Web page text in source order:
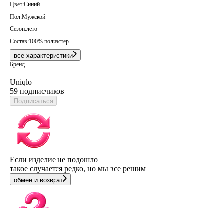
Цвет:Синий
Пол:Мужской
Сезон:лето
Состав:100% полиэстер
все характеристики
Бренд
Uniqlo
59 подписчиков
Подписаться
Если изделие не подошло
такое случается редко, но мы все решим
обмен и возврат